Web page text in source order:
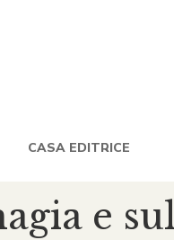
CASA EDITRICE
e